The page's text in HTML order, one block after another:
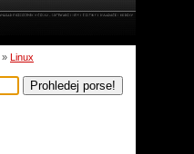
» Linux